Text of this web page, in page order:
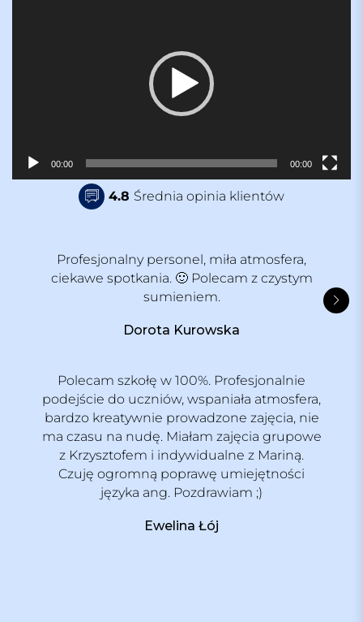
w
a
r
z
z
v
i
o
00:00 00:00
4.8 Średnia opinia klientów
Profesjonalny personel, miła atmosfera,
ciekawe spotkania. 🙂 Polecam z czystym
sumieniem.
Dorota Kurowska
Polecam szkołę w 100%. Profesjonalnie
podejście do uczniów, wspaniała atmosfera,
bardzo kreatywnie prowadzone zajęcia, nie
ma czasu na nudę. Miałam zajęcia grupowe
z Krzysztofem i indywidualne z Mariną.
Czuję ogromną poprawę umiejętności
języka ang. Pozdrawiam ;)
Ewelina Łój